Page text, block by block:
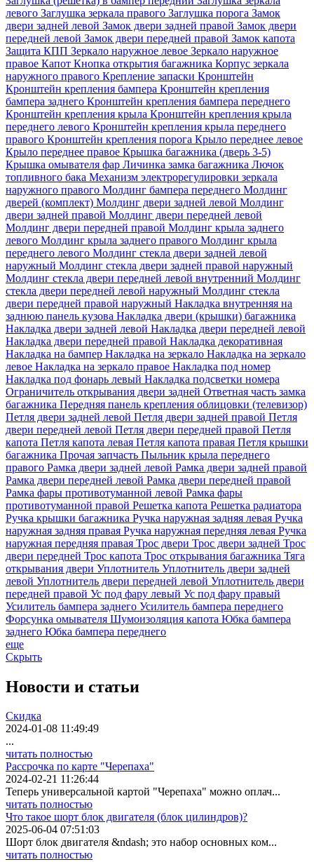
левого Заглушка зеркала правого Заглушка порога Замок
двери задней левой Замок двери задней правой Замок двери
передней левой Замок двери передней правой Замок капота
Защита КПП Зеркало наружное левое Зеркало наружное
правое Капот Кнопка открытия багажника Корпус зеркала
наружного правого Крепление запаски Кронштейн
Кронштейн крепления бампера Кронштейн крепления
бампера заднего Кронштейн крепления бампера переднего
Кронштейн крепления крыла Кронштейн крепления крыла
переднего левого Кронштейн крепления крыла переднего
правого Кронштейн крепления порога Крыло переднее левое
Крыло переднее правое Крышка багажника (дверь 3-5)
Крышка омывателя фар Личинка замка багажника Лючок
топливного бака Механизм электрорегулировки зеркала
наружного правого Молдинг бампера переднего Молдинг
дверей (комплект) Молдинг двери задней левой Молдинг
двери задней правой Молдинг двери передней левой
Молдинг двери передней правой Молдинг крыла заднего
левого Молдинг крыла заднего правого Молдинг крыла
переднего левого Молдинг стекла двери задней левой
наружный Молдинг стекла двери задней правой наружный
Молдинг стекла двери передней левой внутренний Молдинг
стекла двери передней левой наружный Молдинг стекла
двери передней правой наружный Накладка внутренняя на
заднюю панель кузова Накладка двери (крышки) багажника
Накладка двери задней левой Накладка двери передней левой
Накладка двери передней правой Накладка декоративная
Накладка на бампер Накладка на зеркало Накладка на зеркало
левое Накладка на зеркало правое Накладка под номер
Накладка под фонарь левый Накладка подсветки номера
Ограничитель открывания двери задней Ответная часть замка
багажника Передняя панель крепления облицовки (телевизор)
Петля двери задней левой Петля двери задней правой Петля
двери передней левой Петля двери передней правой Петля
капота Петля капота левая Петля капота правая Петля крышки
багажника Прочая запчасть Пыльник крыла переднего
правого Рамка двери задней левой Рамка двери задней правой
Рамка двери передней левой Рамка двери передней правой
Рамка фары противотуманной левой Рамка фары
противотуманной правой Решетка капота Решетка радиатора
Ручка крышки багажника Ручка наружная задняя левая Ручка
наружная задняя правая Ручка наружная передняя левая Ручка
наружная передняя правая Трос двери Трос двери задней Трос
двери передней Трос капота Трос открывания багажника Тяга
открывания двери Уплотнитель Уплотнитель двери задней
левой Уплотнитель двери передней левой Уплотнитель двери
передней правой Ус под фару левый Ус под фару правый
Усилитель бампера заднего Усилитель бампера переднего
Форсунка омывателя Шумоизоляция капота Юбка бампера
заднего Юбка бампера переднего
еще
Скрыть
Новости и статьи
Скидка
2024-01-08 11:49:49
...
читать полностью
Рассрочка по карте "Черепаха"
2024-02-21 11:26:44
Теперь универсальной картой "Черепаха" можно оплач...
читать полностью
Что такое шорт блок двигателя (блок цилиндров)?
2025-06-04 07:51:03
Шорт блок двигателя &ndash; это набор основных ком...
читать полностью